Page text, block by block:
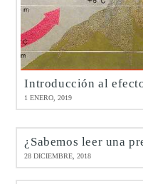
Introducción al
1 ENERO, 2019
¿Sabemos leer una
28 DICIEMBRE, 2018